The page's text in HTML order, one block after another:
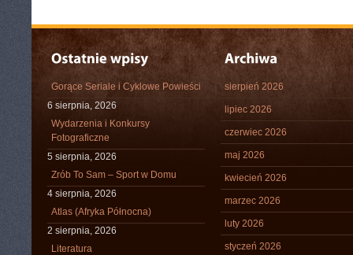
Gorące Seriale i Cyklowe Powieści
6 sierpnia, 2026
Wydarzenia i Konkursy
Fotograficzne
5 sierpnia, 2026
Zrób To Sam – Sport w Domu
4 sierpnia, 2026
Atlas (Afryka Północna)
2 sierpnia, 2026
Literatura
sierpień 2026
lipiec 2026
czerwiec 2026
maj 2026
kwiecień 2026
marzec 2026
luty 2026
styczeń 2026